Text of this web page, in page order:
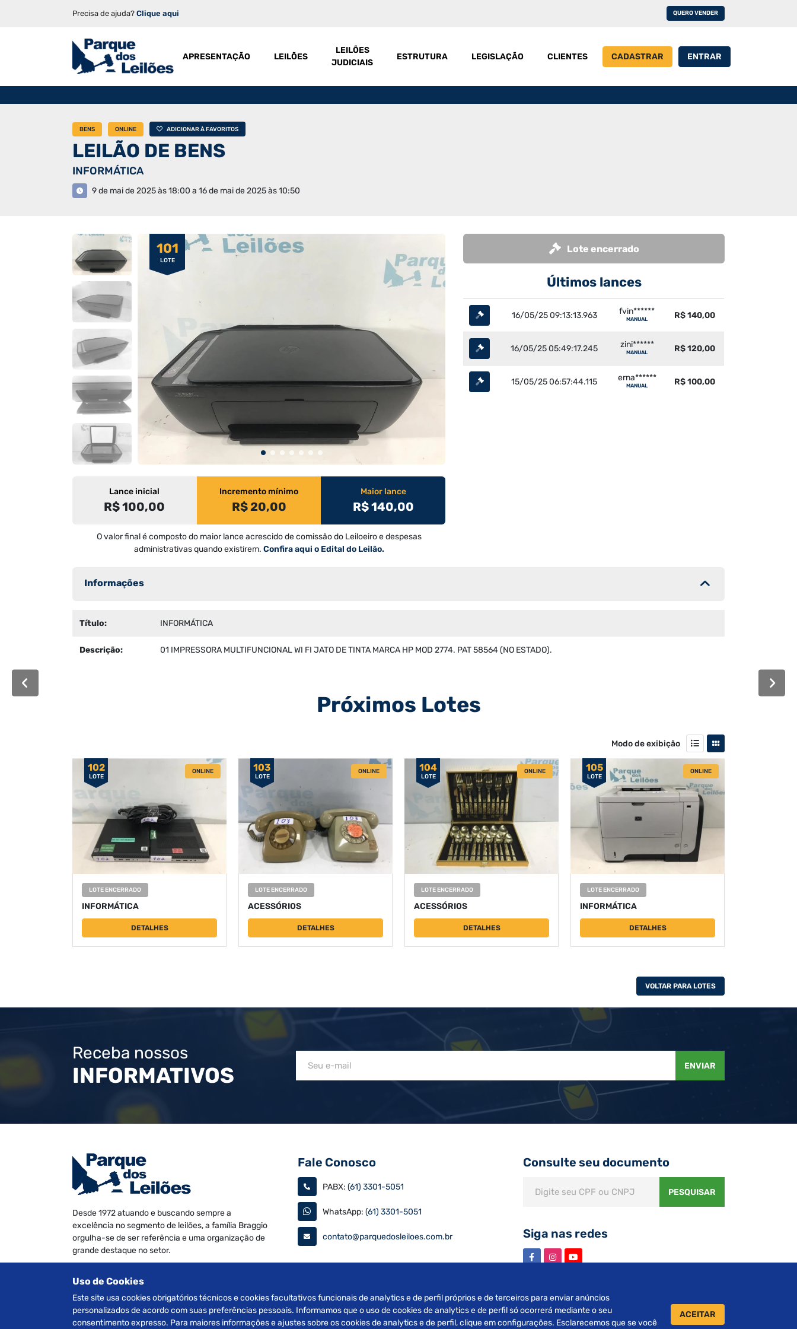
Precisa de ajuda? Clique aqui QUERO VENDER
APRESENTAÇÃO LEILÕES
LEILÕES
JUDICIAIS
ESTRUTURA LEGISLAÇÃO CLIENTES CADASTRAR ENTRAR
BENS ONLINE ADICIONAR À FAVORITOS
LEILÃO DE BENS
INFORMÁTICA
9 de mai de 2025 às 18:00 a 16 de mai de 2025 às 10:50
101
LOTE
Lance inicial
R$ 100,00
Incremento mínimo
R$ 20,00
Maior lance
R$ 140,00
O valor final é composto do maior lance acrescido de comissão do Leiloeiro e despesas
administrativas quando existirem. Confira aqui o Edital do Leilão.
Lote encerrado
Últimos lances
16/05/25 09:13:13.963 fvin******
MANUAL R$ 140,00
16/05/25 05:49:17.245 zini******
MANUAL R$ 120,00
15/05/25 06:57:44.115 erna******
MANUAL R$ 100,00
Informações
Título: INFORMÁTICA
Descrição: 01 IMPRESSORA MULTIFUNCIONAL WI FI JATO DE TINTA MARCA HP MOD 2774. PAT 58564 (NO ESTADO).
Próximos Lotes
Modo de exibição
102
LOTE
ONLINE
LOTE ENCERRADO
INFORMÁTICA
DETALHES
103
LOTE
ONLINE
LOTE ENCERRADO
ACESSÓRIOS
DETALHES
104
LOTE
ONLINE
LOTE ENCERRADO
ACESSÓRIOS
DETALHES
105
LOTE
ONLINE
LOTE ENCERRADO
INFORMÁTICA
DETALHES
VOLTAR PARA LOTES
Receba nossos
INFORMATIVOS ENVIAR
Desde 1972 atuando e buscando sempre a
excelência no segmento de leilões, a família Braggio
orgulha-se de ser referência e uma organização de
grande destaque no setor.
Veículos, Imóveis Judiciais e Extrajudiciais, Máquinas
e Equipamentos, Informática e Móveis diversos.
Fale Conosco
PABX: (61) 3301-5051
WhatsApp: (61) 3301-5051
contato@parquedosleiloes.com.br
Consulte seu documento
PESQUISAR
Siga nas redes
Uso de Cookies
Este site usa cookies obrigatórios técnicos e cookies facultativos funcionais de analytics e de perfil próprios e de terceiros para enviar anúncios
personalizados de acordo com suas preferências pessoais. Informamos que o uso de cookies de analytics e de perfil só ocorrerá mediante o seu
consentimento expresso. Para maiores informações e ajustes sobre os cookies de analytics e de perfil, clique em configurações. Esclarecemos que se você
ACEITAR